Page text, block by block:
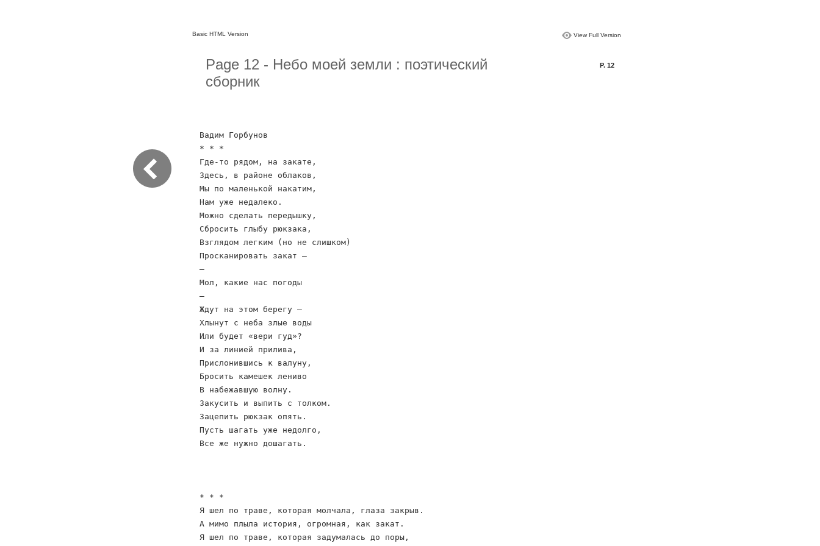
Basic HTML Version View Full Version
Page 12 - Небо моей земли : поэтический
сборник
P. 12
Вадим Горбунов
* * *
Где-то рядом, на закате,
Здесь, в районе облаков,
Мы по маленькой накатим,
Нам уже недалеко.
Можно сделать передышку,
Сбросить глыбу рюкзака,
Взглядом легким (но не слишком)
Просканировать закат –
–
Мол, какие нас погоды
–
Ждут на этом берегу –
Хлынут с неба злые воды
Или будет «вери гуд»?
И за линией прилива,
Прислонившись к валуну,
Бросить камешек лениво
В набежавшую волну.
Закусить и выпить с толком.
Зацепить рюкзак опять.
Пусть шагать уже недолго,
Все же нужно дошагать.
* * *
Я шел по траве, которая молчала, глаза закрыв.
А мимо плыла история, огромная, как закат.
Я шел по траве, которая задумалась до поры,